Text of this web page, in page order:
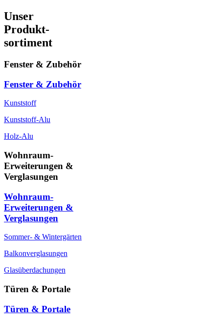
Unser
Produkt-
sortiment
Fenster & Zubehör
Fenster & Zubehör
Kunststoff
Kunststoff-Alu
Holz-Alu
Wohnraum-
Erweiterungen &
Verglasungen
Wohnraum-
Erweiterungen &
Verglasungen
Sommer- & Wintergärten
Balkonverglasungen
Glasüberdachungen
Türen & Portale
Türen & Portale